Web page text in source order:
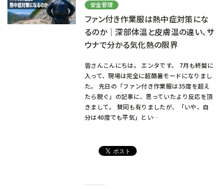
安全管理
ファン付き作業服は熱中症対策にな
るのか｜深部体温と皮膚温の違い、サ
ウナで分かる気化熱の限界
皆さんこんにちは。 エンタです。 7月も終盤に
入って、現場は完全に超酷暑モードになりまし
た。 先日の「ファン付き作業服は35度を超え
たら脱ぐ」の記事に、思っていたより反応を頂
きまして。 賛同も有りましたが、「いや、自
分は40度でも平気」とい…